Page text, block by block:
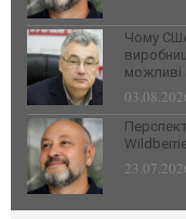
Чому США
можливі